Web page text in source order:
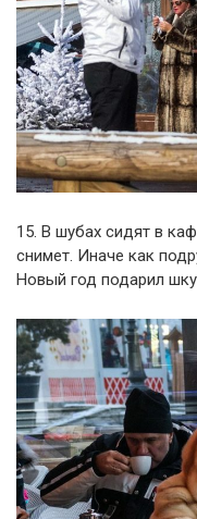
15. В шубах сидят в
снимет. Иначе как
Новый год подарил